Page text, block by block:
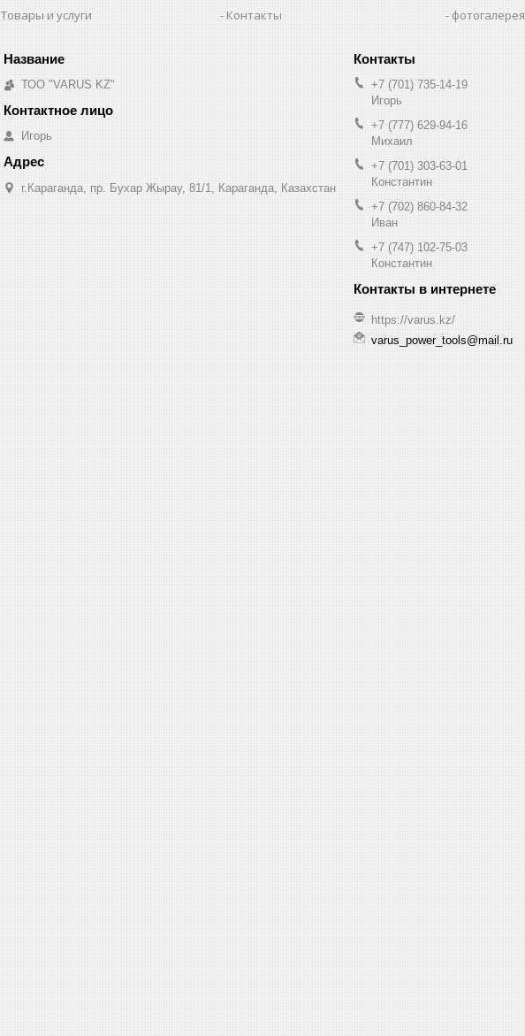
Товары и услуги Контакты фотогалерея
ТОО "VARUS KZ"
Игорь
г.Караганда, пр. Бухар Жырау, 81/1, Караганда, Казахстан
+7 (701) 735-14-19
Игорь
+7 (777) 629-94-16
Михаил
+7 (701) 303-63-01
Константин
+7 (702) 860-84-32
Иван
+7 (747) 102-75-03
Константин
https://varus.kz/
varus_power_tools@mail.ru